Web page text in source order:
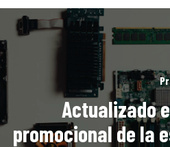
Actualizado
promocional de la